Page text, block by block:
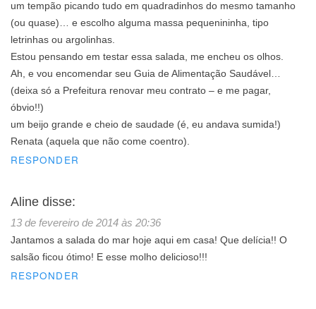
um tempão picando tudo em quadradinhos do mesmo tamanho
(ou quase)… e escolho alguma massa pequenininha, tipo
letrinhas ou argolinhas.
Estou pensando em testar essa salada, me encheu os olhos.
Ah, e vou encomendar seu Guia de Alimentação Saudável…
(deixa só a Prefeitura renovar meu contrato – e me pagar,
óbvio!!)
um beijo grande e cheio de saudade (é, eu andava sumida!)
Renata (aquela que não come coentro).
RESPONDER
Aline disse:
13 de fevereiro de 2014 às 20:36
Jantamos a salada do mar hoje aqui em casa! Que delícia!! O
salsão ficou ótimo! E esse molho delicioso!!!
RESPONDER